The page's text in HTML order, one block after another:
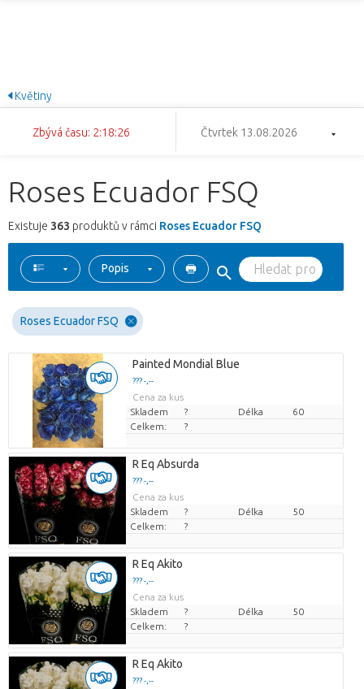
Květiny
Zbývá času: 2:18:25 Čtvrtek 13.08.2026
Roses Ecuador FSQ
Existuje 363 produktů v rámci Roses Ecuador FSQ
Popis
Roses Ecuador FSQ
Painted Mondial Blue
??? -,--
Cena za kus
Skladem
? Délka
60
Celkem:
?
R Eq Absurda
??? -,--
Cena za kus
Skladem
? Délka
50
Celkem:
?
R Eq Akito
??? -,--
Cena za kus
Skladem
? Délka
50
Celkem:
?
R Eq Akito
??? -,--